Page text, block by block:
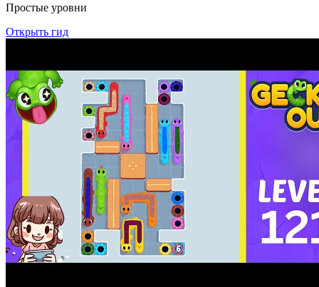
Простые уровни
Открыть гид